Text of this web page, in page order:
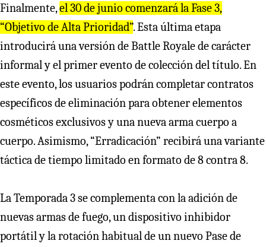
Finalmente,el 30 de junio comenzará la Fase 3,
“Objetivo de Alta Prioridad”. Esta última etapa
introducirá una versión de Battle Royale de carácter
informal y el primer evento de colección del título. En
este evento, los usuarios podrán completar contratos
específicos de eliminación para obtener elementos
cosméticos exclusivos y una nueva arma cuerpo a
cuerpo. Asimismo, “Erradicación” recibirá una variante
táctica de tiempo limitado en formato de 8 contra 8.
La Temporada 3 se complementa con la adición de
nuevas armas de fuego, un dispositivo inhibidor
portátil y la rotación habitual de un nuevo Pase de